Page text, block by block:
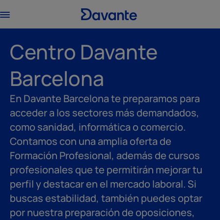
Centro Davante
Barcelona
En Davante Barcelona te preparamos para
acceder a los sectores más demandados,
como sanidad, informática o comercio.
Contamos con una amplia oferta de
Formación Profesional, además de cursos
profesionales que te permitirán mejorar tu
perfil y destacar en el mercado laboral. Si
buscas estabilidad, también puedes optar
por nuestra preparación de oposiciones,